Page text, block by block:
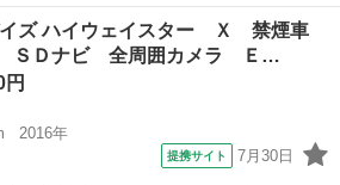
イズ ■ グレード名： ハイウェイス
テム コーナーセンサー バックカメ
イズ ハイウェイスター Ｘ 禁煙車
ＳＤナビ 全周囲カメラ Ｅ…
2016年
提携サイト 7月30日